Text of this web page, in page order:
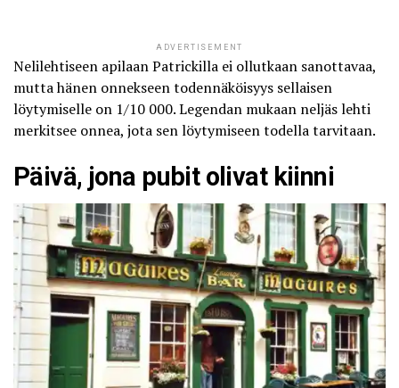
ADVERTISEMENT
Nelilehtiseen apilaan Patrickilla ei ollutkaan sanottavaa,
mutta hänen onnekseen todennäköisyys sellaisen
löytymiselle on 1/10 000. Legendan mukaan neljäs lehti
merkitsee onnea, jota sen löytymiseen todella tarvitaan.
Päivä, jona pubit olivat kiinni